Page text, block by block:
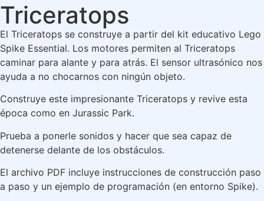
Triceratops
El Triceratops se construye a partir del kit educativo Lego
Spike Essential. Los motores permiten al Triceratops
caminar para alante y para atrás. El sensor ultrasónico nos
ayuda a no chocarnos con ningún objeto.
Construye este impresionante Triceratops y revive esta
época como en Jurassic Park.
Prueba a ponerle sonidos y hacer que sea capaz de
detenerse delante de los obstáculos.
El archivo PDF incluye instrucciones de construcción paso
a paso y un ejemplo de programación (en entorno Spike).